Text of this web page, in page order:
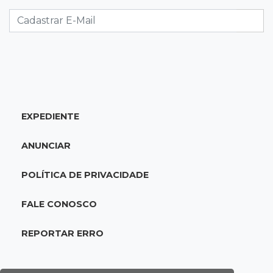
acidente com F-1000 na Av. Heráclito
18:28Concurso 3.042
acumulado em R$ 165 milhões
18:05Energia renovável
Produção de biodiesel cresce 32% em MS e
EXPEDIENTE
ANUNCIAR
POLÍTICA DE PRIVACIDADE
FALE CONOSCO
REPORTAR ERRO